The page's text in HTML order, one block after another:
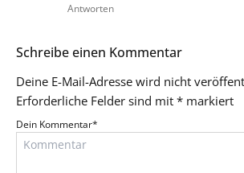
Antworten
Schreibe einen Kommentar
Deine E-Mail-Adresse wird nicht
Erforderliche Felder sind mit * markiert
Dein Kommentar*